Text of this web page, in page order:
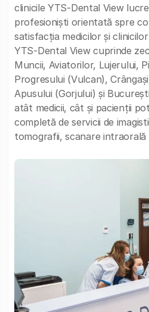
clinicile YTS-Dental View
profesionişti orientată spre
satisfacţia medicilor şi
YTS-Dental View cuprinde
Muncii, Aviatorilor, Lujerului,
Progresului (Vulcan),
Apusului (Gorjului) și
atât medicii, cât şi pacienţii
completă de servicii de
tomografii, scanare intraorală